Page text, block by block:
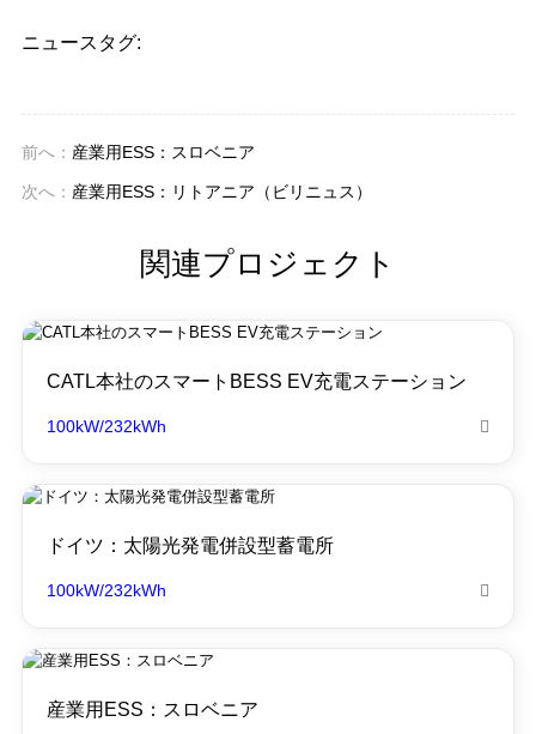
ニュースタグ:
前へ： 産業用ESS：スロベニア
次へ： 産業用ESS：リトアニア（ビリニュス）
関連プロジェクト
CATL本社のスマートBESS EV充電ステーション
100kW/232kWh 
ドイツ：太陽光発電併設型蓄電所
100kW/232kWh 
産業用ESS：スロベニア